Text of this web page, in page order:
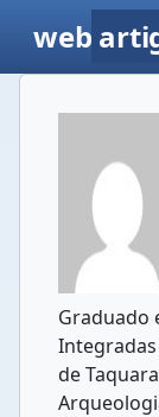
web
Graduado
Integradas
de